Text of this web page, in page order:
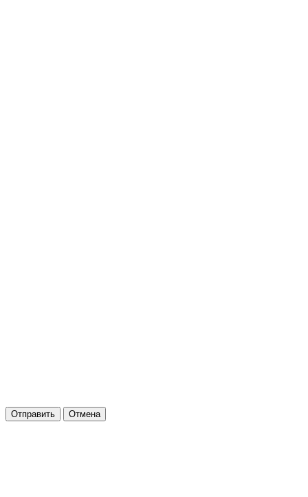
Отправить Отмена